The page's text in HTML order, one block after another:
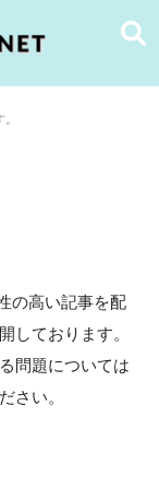
の高い記事を配
しております。
問題については
さい。